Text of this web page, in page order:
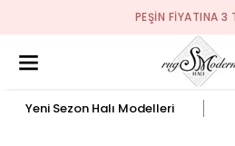
PEŞIN FIYATINA 3
Yeni Sezon Halı Modelleri